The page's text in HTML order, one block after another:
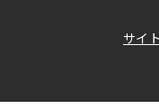
サイ